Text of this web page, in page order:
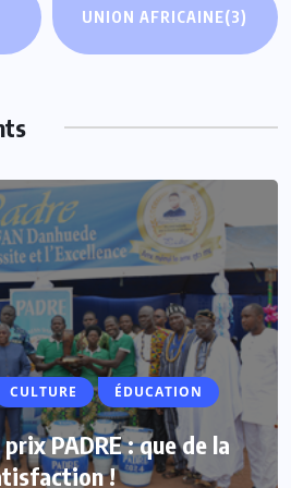
UNION AFRICAINE(3)
CULTURE ÉDUCATION
PADRE : que de la
!
ACTUALITE
: les députés
proximité avec les